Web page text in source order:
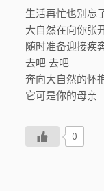
生活再忙也别忘
大自然在向你张
随时准备迎接疾
去吧 去吧
奔向大自然的怀
它可是你的母亲
0